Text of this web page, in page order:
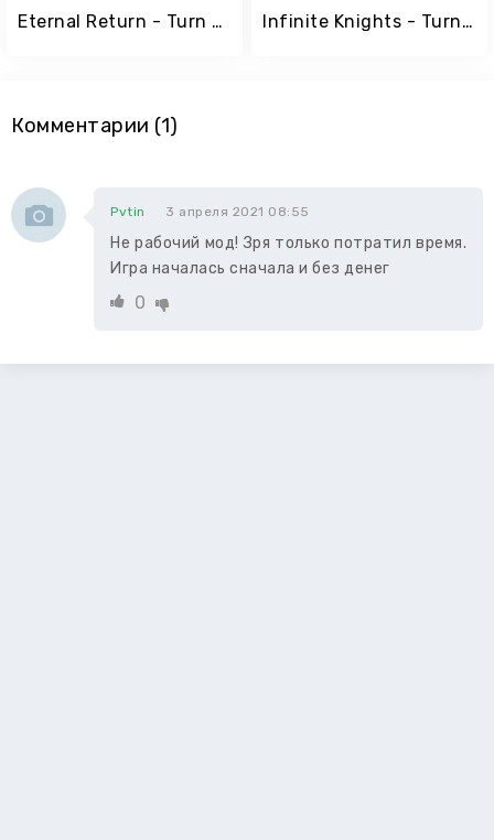
Eternal Return - Turn based RPG Infinite Knights - Turn-Based RPG
Комментарии (1)
Pvtin 3 апреля 2021 08:55
Не рабочий мод! Зря только потратил время.
Игра началась сначала и без денег
0